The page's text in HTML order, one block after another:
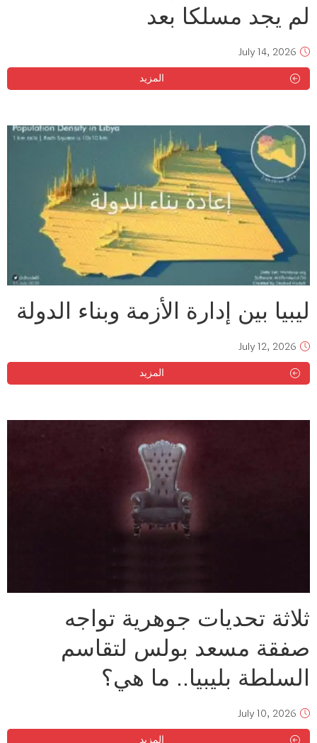
لم يجد مسلكا بعد
July 14, 2026
المزيد
ليبيا بين إدارة الأزمة وبناء الدولة
July 12, 2026
المزيد
ثلاثة تحديات جوهرية تواجه
صفقة مسعد بولس لتقاسم
السلطة بليبيا.. ما هي؟
July 10, 2026
المزيد